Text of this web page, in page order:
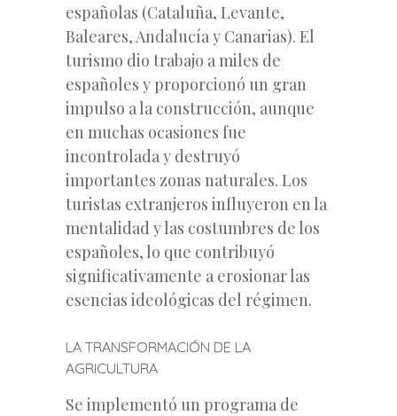
españolas (Cataluña, Levante,
Baleares, Andalucía y Canarias). El
turismo dio trabajo a miles de
españoles y proporcionó un gran
impulso a la construcción, aunque
en muchas ocasiones fue
incontrolada y destruyó
importantes zonas naturales. Los
turistas extranjeros influyeron en la
mentalidad y las costumbres de los
españoles, lo que contribuyó
significativamente a erosionar las
esencias ideológicas del régimen.
LA TRANSFORMACIÓN DE LA
AGRICULTURA
Se implementó un programa de